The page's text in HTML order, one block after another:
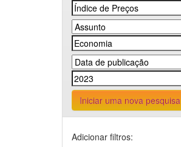
Iniciar uma nova pesquisa
Adicionar filtros: